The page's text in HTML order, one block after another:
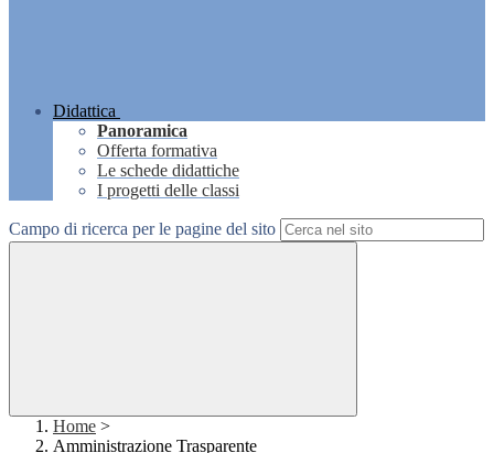
Didattica
Panoramica
Offerta formativa
Le schede didattiche
I progetti delle classi
Campo di ricerca per le pagine del sito
Home >
Amministrazione Trasparente